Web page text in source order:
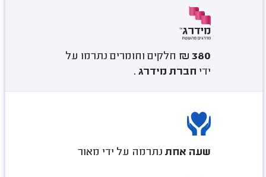
380 ₪
חלקים וחומרים נתרמו על
ידי חברת מידרג .
שעה אחת נתרמה על ידי מאור